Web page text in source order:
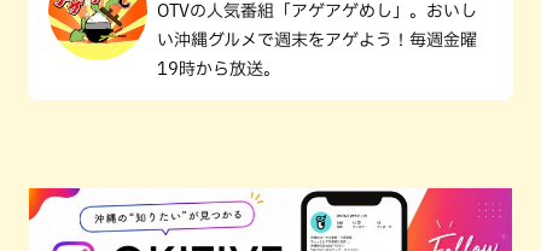
OTVの人気番組「アゲアゲめし」。おいし
い沖縄グルメで週末をアゲよう！毎週金曜
19時から放送。